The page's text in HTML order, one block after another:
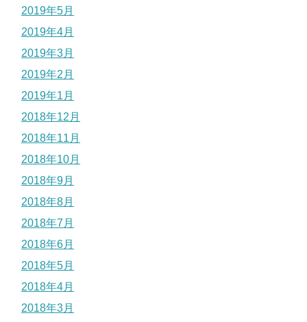
2019年5月
2019年4月
2019年3月
2019年2月
2019年1月
2018年12月
2018年11月
2018年10月
2018年9月
2018年8月
2018年7月
2018年6月
2018年5月
2018年4月
2018年3月